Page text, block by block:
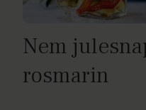
Nem
rosmarin